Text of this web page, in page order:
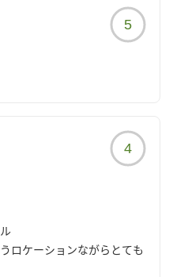
だけるお食事とサービス
ります。
5
4
ロケーションながらとても